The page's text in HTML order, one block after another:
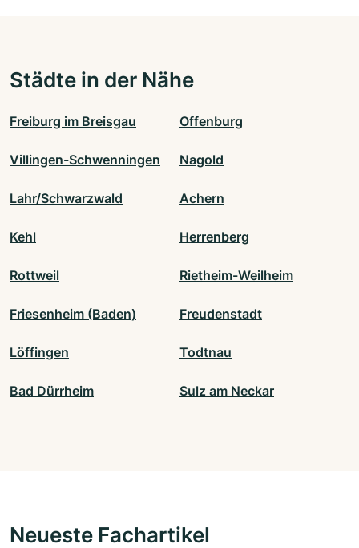
Städte in der Nähe
Freiburg im Breisgau Offenburg
Villingen-Schwenningen Nagold
Lahr/Schwarzwald Achern
Kehl Herrenberg
Rottweil Rietheim-Weilheim
Friesenheim (Baden) Freudenstadt
Löffingen Todtnau
Bad Dürrheim Sulz am Neckar
Neueste Fachartikel